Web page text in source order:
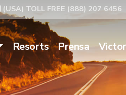
(USA) TOLL FREE (888) 207 6456
Resorts Prensa